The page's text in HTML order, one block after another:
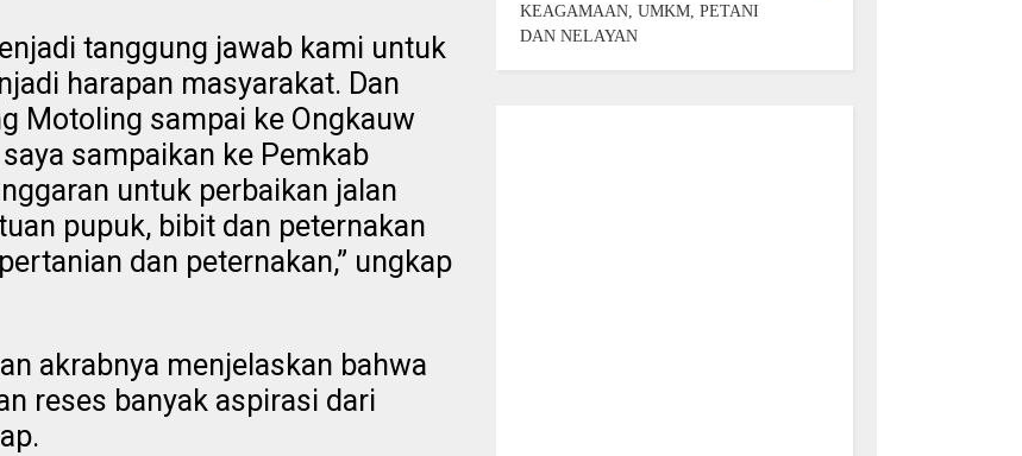
tanggung jawab kami untuk
harapan masyarakat. Dan
Motoling sampai ke Ongkauw
sampaikan ke Pemkab
untuk perbaikan jalan
pupuk, bibit dan peternakan
dan peternakan,” ungkap
akrabnya menjelaskan bahwa
reses banyak aspirasi dari
KEAGAMAAN, UMKM, PETANI
DAN NELAYAN